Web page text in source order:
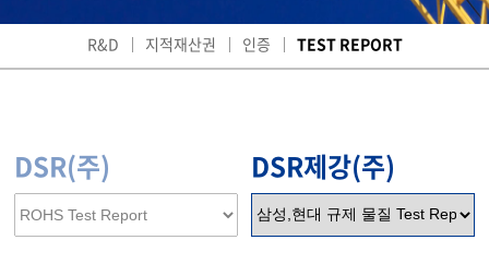
R&D 지적재산권 인증 TEST REPORT
DSR(주) DSR제강(주)